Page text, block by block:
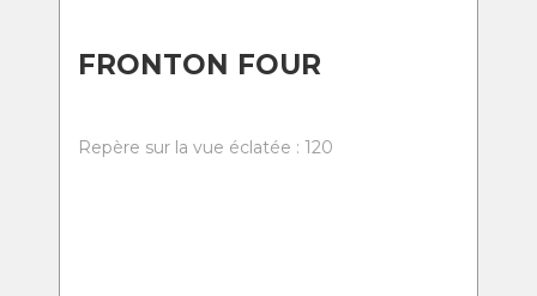
FRONTON FOUR
Repère sur la vue éclatée : 120